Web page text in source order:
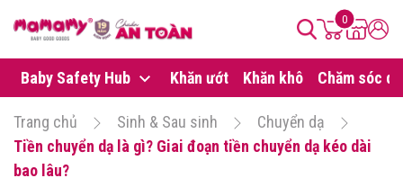
0
Baby Safety Hub Khăn ướt Khăn khô Chăm sóc da
Trang chủ Sinh & Sau sinh
Chuyển dạ
Tiền chuyển dạ là gì? Giai đoạn tiền chuyển dạ kéo dài
bao lâu?